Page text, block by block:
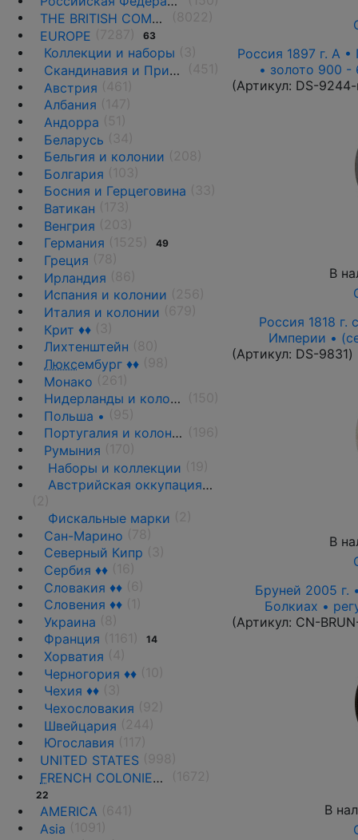
THE BRITISH COMMONWEALTH
EUROPE
63
Коллекции и наборы
Скандинавия и Прибалтика
Австрия
Албания
Андорра
Беларусь
Бельгия и колонии
Болгария
Босния и Герцеговина
Ватикан
Венгрия
Германия
49
Греция
Ирландия
Испания и колонии
Италия и колонии
Крит ♦♦
Лихтенштейн
Люксембург ♦♦
Монако
Нидерланды и колонии
Польша •
Португалия и колонии
Румыния
Наборы и коллекции
Австрийская оккупация 1917-1918 гг.
Фискальные марки
Сан-Марино
Северный Кипр
Сербия ♦♦
Словакия ♦♦
Словения ♦♦
Украина
Франция
14
Хорватия
Черногория ♦♦
Чехия ♦♦
Чехословакия
Швейцария
Югославия
UNITED STATES
FRENCH COLONIES AND THE TERRITORIES
22
AMERICA
Asia
Россия 1897 г. А
• золото 900 -
(Артикул: DS-
В
Россия 1818 г.
Империи •
(Артикул: DS-9831)
В
Бруней 2005 г.
Болкиах •
(Артикул: CN-
В